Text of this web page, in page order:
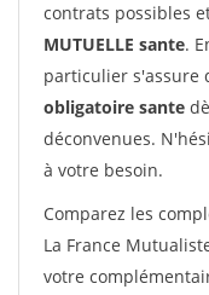
contrats possibles
MUTUELLE sante.
particulier s'assure
obligatoire sante
déconvenues.
à votre besoin.
Comparez les
La France
votre